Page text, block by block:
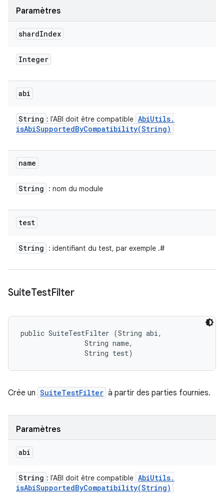
Paramètres
shardIndex
Integer
abi
String : l'ABI doit être compatible AbiUtils.
isAbiSupportedByCompatibility(String)
name
String : nom du module
test
String : identifiant du test, par exemple .#
SuiteTestFilter
public SuiteTestFilter (String abi,
                String name,
                String test)
Crée un SuiteTestFilter à partir des parties fournies.
Paramètres
abi
String : l'ABI doit être compatible AbiUtils.
isAbiSupportedByCompatibility(String)